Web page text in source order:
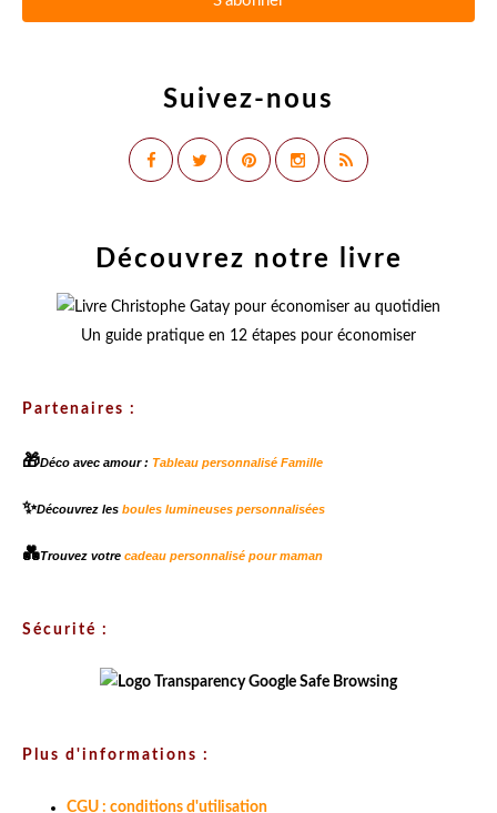
Suivez-nous
Découvrez notre livre
Un guide pratique en 12 étapes pour économiser
Partenaires :
🎁Déco avec amour : Tableau personnalisé Famille
✨Découvrez les boules lumineuses personnalisées
💑Trouvez votre cadeau personnalisé pour maman
Sécurité :
Plus d'informations :
CGU : conditions d'utilisation